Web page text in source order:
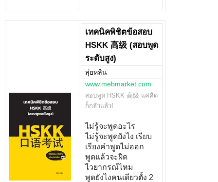
เทคนิคพิชิตข้อสอบ
HSKK 高级 (สอบพูด
ระดับสูง)
สุ่ยหลิน
www.mebmarket.com
สอบพูด HSKK 高级 แค่คิด
ก็กลัวแล้ว!
ไม่รู้จะพูดอะไร
ไม่รู้จะพูดยังไง เรียบ
เรียงคำพูดไม่ออก
พูดแล้วจะผิด
ไวยากรณ์ไหม
พูดยังไงคนเดียวตั้ง 2